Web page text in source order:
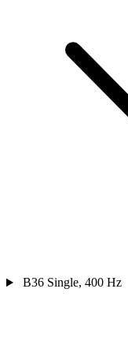
B36 Single, 400 Hz